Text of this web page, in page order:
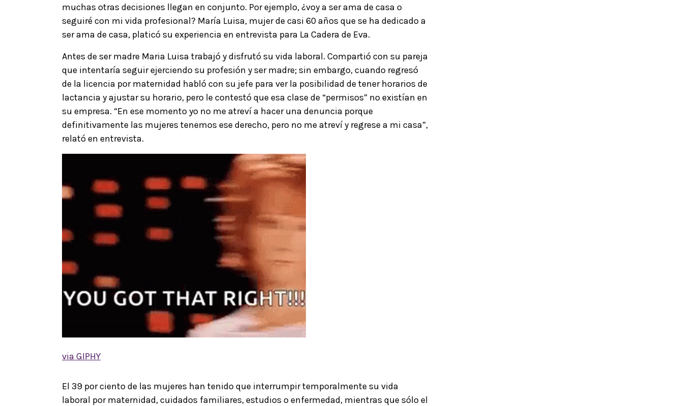
muchas otras decisiones llegan en conjunto. Por ejemplo, ¿voy a ser ama de casa o
seguiré con mi vida profesional? María Luisa, mujer de casi 60 años que se ha dedicado a
ser ama de casa, platicó su experiencia en entrevista para La Cadera de Eva.
Antes de ser madre Maria Luisa trabajó y disfrutó su vida laboral. Compartió con su pareja
que intentaría seguir ejerciendo su profesión y ser madre; sin embargo, cuando regresó
de la licencia por maternidad habló con su jefe para ver la posibilidad de tener horarios de
lactancia y ajustar su horario, pero le contestó que esa clase de “permisos” no existían en
su empresa. “En ese momento yo no me atreví a hacer una denuncia porque
definitivamente las mujeres tenemos ese derecho, pero no me atreví y regrese a mi casa”,
relató en entrevista.
via GIPHY
El 39 por ciento de las mujeres han tenido que interrumpir temporalmente su vida
laboral por maternidad, cuidados familiares, estudios o enfermedad, mientras que sólo el